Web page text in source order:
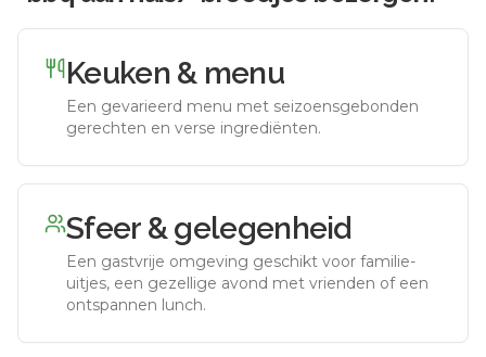
Keuken & menu
Een gevarieerd menu met seizoensgebonden
gerechten en verse ingrediënten.
Sfeer & gelegenheid
Een gastvrije omgeving geschikt voor familie-
uitjes, een gezellige avond met vrienden of een
ontspannen lunch.